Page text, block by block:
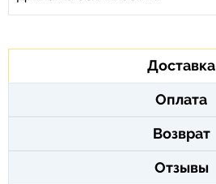
Доставка
Оплата
Возврат
Отзывы